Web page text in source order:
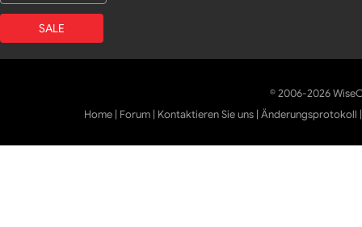
SALE
© 2006-2026
Home | Forum | Kontaktieren Sie uns |Änderungsprotokoll